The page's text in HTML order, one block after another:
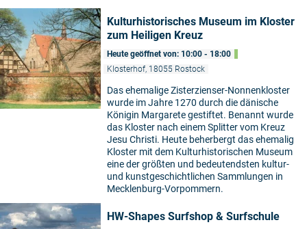
Kulturhistorisches Museum im Kloster
zum Heiligen Kreuz
Heute geöffnet von: 10:00 - 18:00
Klosterhof, 18055 Rostock
Das ehemalige Zisterzienser-Nonnenkloster
wurde im Jahre 1270 durch die dänische
Königin Margarete gestiftet. Benannt wurde
das Kloster nach einem Splitter vom Kreuz
Jesu Christi. Heute beherbergt das ehemalig
Kloster mit dem Kulturhistorischen Museum
eine der größten und bedeutendsten kultur-
und kunstgeschichtlichen Sammlungen in
Mecklenburg-Vorpommern.
HW-Shapes Surfshop & Surfschule